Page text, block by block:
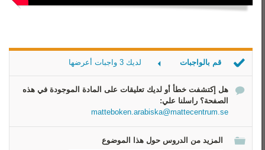
قم بالواجبات لديك 3 واجبات أعرضها
لقياس المُحيط
كم عدد القياسات
أحسب المُحيط
هل إكتشفت خطأ أو لديك تعليقات على المادة الموجودة في هذه
الصفحة؟ راسلنا علي:
matteboken.arabiska@mattecentrum.se
المزيد من الدروس حول هذا الموضوع